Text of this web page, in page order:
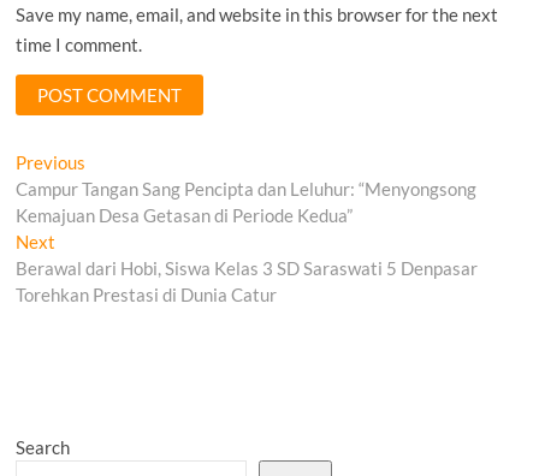
Save my name, email, and website in this browser for the next
time I comment.
Post
navigation
Previous
post:
Campur Tangan Sang Pencipta dan Leluhur: “Menyongsong
Kemajuan Desa Getasan di Periode Kedua”
Next
post:
Berawal dari Hobi, Siswa Kelas 3 SD Saraswati 5 Denpasar
Torehkan Prestasi di Dunia Catur
Search